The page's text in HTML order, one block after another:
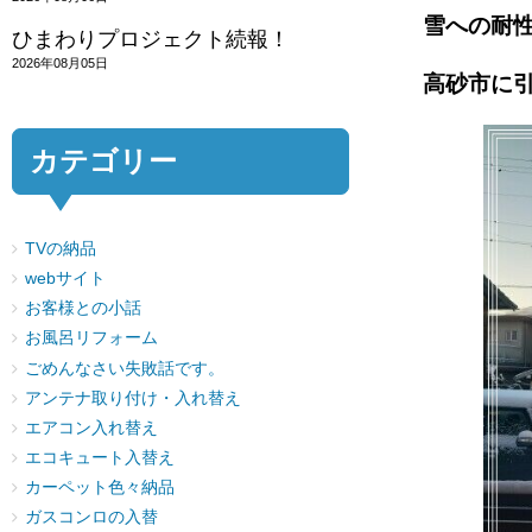
雪への耐
高砂市に
ひまわりプロジェクト続報！
2026年08月05日
カテゴリー
TVの納品
webサイト
お客様との小話
お風呂リフォーム
ごめんなさい失敗話です。
アンテナ取り付け・入れ替え
エアコン入れ替え
エコキュート入替え
カーペット色々納品
ガスコンロの入替